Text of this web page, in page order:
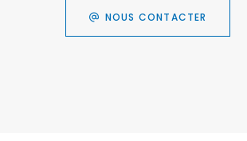
NOUS CONTACTER